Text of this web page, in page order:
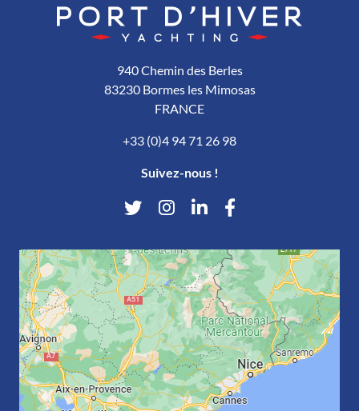
940 Chemin des Berles
83230 Bormes les Mimosas
FRANCE
+33 (0)4 94 71 26 98
Suivez-nous !